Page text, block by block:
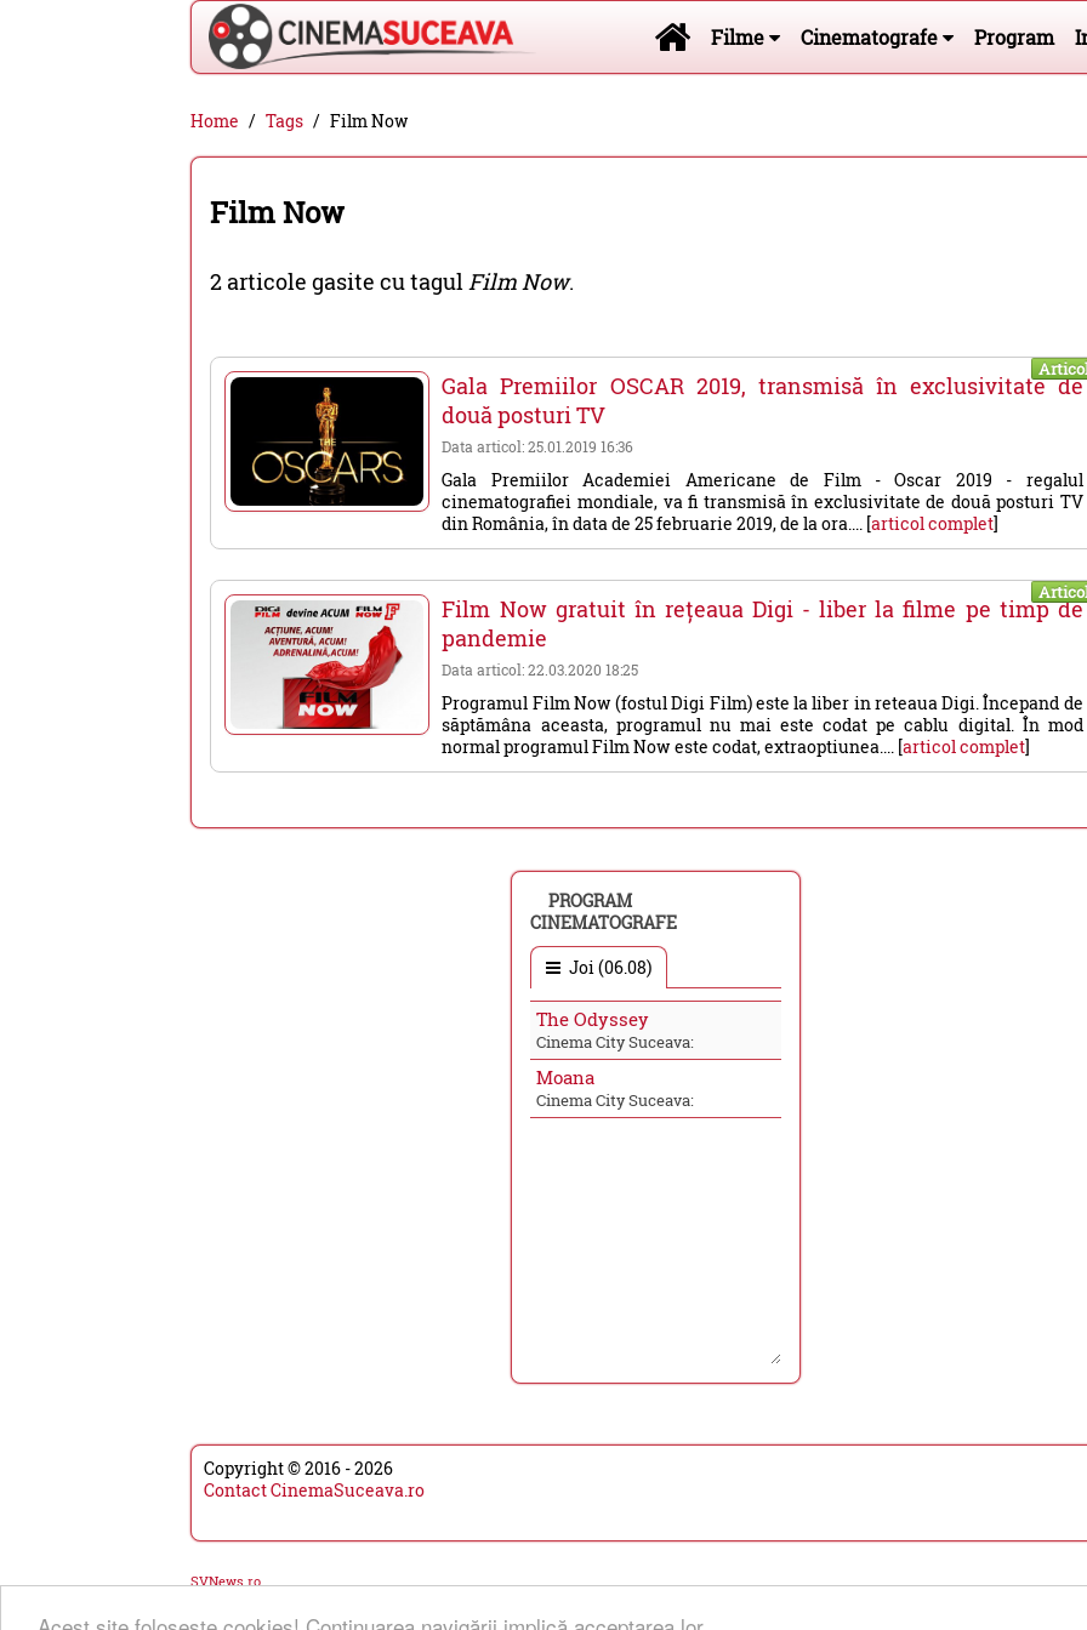
Cinema
Suceava
-
filme
cinema,
evenimente
Suceava
Filme Cinematografe Program
Home Tags Film Now
Film Now
2 articole gasite cu tagulFilm Now.
Gala Premiilor OSCAR 2019, transmisă în exclusivitate de
două posturi TV
Data articol: 25.01.2019 16:36
Gala Premiilor Academiei Americane de Film - Oscar 2019 - regalul
cinematografiei mondiale, va fi transmisă în exclusivitate de două posturi TV
din România, în data de 25 februarie 2019, de la ora.... [articol complet]
Film Now gratuit în rețeaua Digi - liber la filme pe timp de
pandemie
Data articol: 22.03.2020 18:25
Programul Film Now (fostul Digi Film) este la liber in reteaua Digi. Începand de
săptămâna aceasta, programul nu mai este codat pe cablu digital. În mod
normal programul Film Now este codat, extraoptiunea.... [articol complet]
PROGRAM
CINEMATOGRAFE
Joi (06.08)
The Odyssey
Cinema City Suceava:
Moana
Cinema City Suceava:
Copyright © 2016 - 2026
Contact CinemaSuceava.ro
SVNews.ro